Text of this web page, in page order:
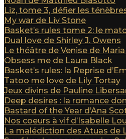
Liz, tome 3, défier les
My war de Liv Stone
Basket’s rules tome 2: le
Dual love de Shirley J. Owens
Le théâtre de Venise de
Obsess me de Laura Black
Basket’s rules: la Reprise
Tatoo me love de Lily Tortay
Jeux divins de Pauline
Deep desires : la romance
Bastard of the Year d’Ana
Nos coeurs à vif d’Isabelle
La malédiction des Atuas de